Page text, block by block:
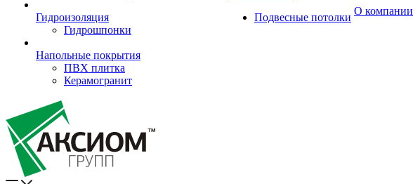
Гидроизоляция
Гидрошпонки
Напольные покрытия
ПВХ плитка
Керамогранит
Подвесные потолки
О компании